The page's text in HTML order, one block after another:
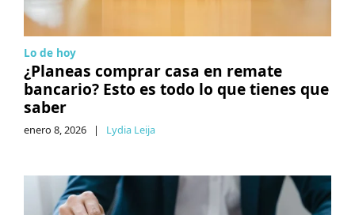
Lo de hoy
¿Planeas comprar casa en remate
bancario? Esto es todo lo que tienes que
saber
enero 8, 2026 | Lydia Leija